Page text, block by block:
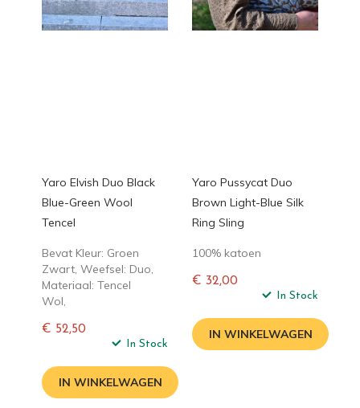
Yaro Elvish Duo Black
Blue-Green Wool
Tencel
Bevat Kleur: Groen
Zwart, Weefsel: Duo,
Materiaal: Tencel
Wol,
€ 52,50
In Stock
IN WINKELWAGEN
Yaro Pussycat Duo
Brown Light-Blue Silk
Ring Sling
100% katoen
€ 32,00
In Stock
IN WINKELWAGEN